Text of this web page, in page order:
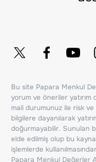
Bu site Papara Menkul
yorum ve öneriler yatırım
mali durumunuz ile risk
bilgilere dayanılarak
doğurmayabilir. Sunulan
elde edilmiş olup bu
işlemlerde
Papara Menkul Değerler